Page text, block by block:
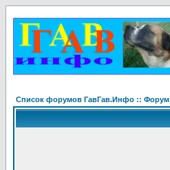
Список форумов ГавГав.Инфо :: Форум